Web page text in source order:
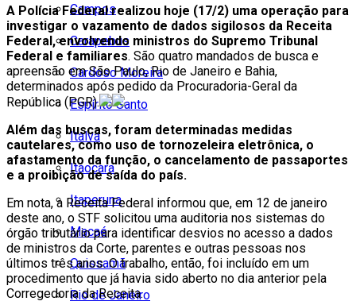
Campos
Carapebus
Cardoso Moreira
Espírito Santo
Italva
Itaocara
Itaperuna
Macaé
Quissamã
Rio de Janeiro
A Polícia Federal realizou hoje (17/2) uma operação para
investigar o vazamento de dados sigilosos da Receita
Federal, envolvendo ministros do Supremo Tribunal
Federal e familiares. São quatro mandados de busca e
apreensão em São Paulo, Rio de Janeiro e Bahia,
determinados após pedido da Procuradoria-Geral da
República (PGR).
Além das buscas, foram determinadas medidas
cautelares, como uso de tornozeleira eletrônica, o
afastamento da função, o cancelamento de passaportes
e a proibição de saída do país.
Em nota, a Receita Federal informou que, em 12 de janeiro
deste ano, o STF solicitou uma auditoria nos sistemas do
órgão tributário para identificar desvios no acesso a dados
de ministros da Corte, parentes e outras pessoas nos
últimos três anos. O trabalho, então, foi incluído em um
procedimento que já havia sido aberto no dia anterior pela
Corregedoria da Receita.